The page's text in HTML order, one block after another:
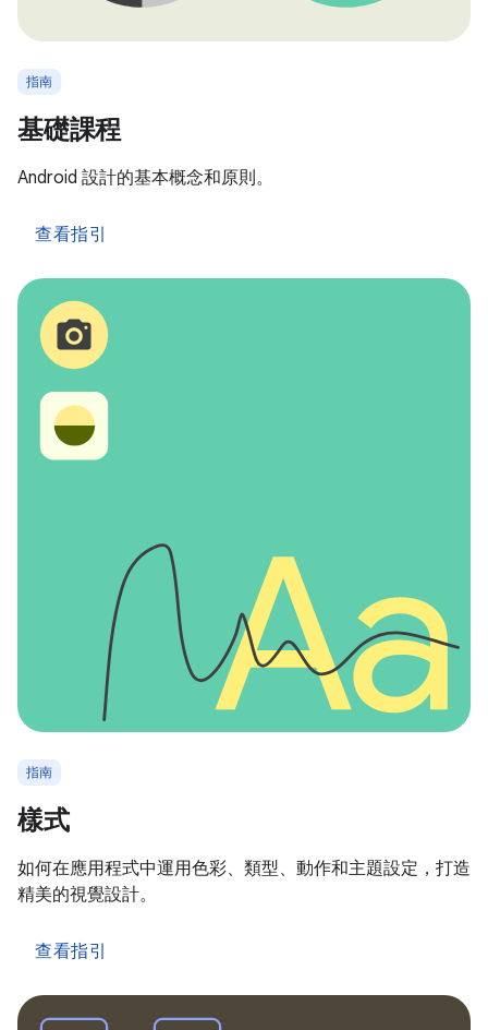
指南
基礎課程
Android 設計的基本概念和原則。
查看指引
指南
樣式
如何在應用程式中運用色彩、類型、動作和主題設定，打造
精美的視覺設計。
查看指引